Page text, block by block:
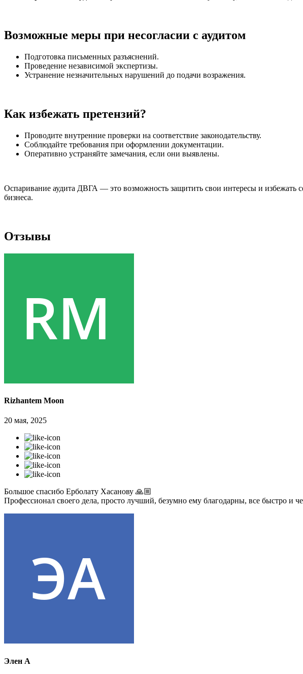
Возможные меры при несогласии с аудитом
Подготовка письменных разъяснений.
Проведение независимой экспертизы.
Устранение незначительных нарушений до подачи возражения.
Как избежать претензий?
Проводите внутренние проверки на соответствие законодательству.
Соблюдайте требования при оформлении документации.
Оперативно устраняйте замечания, если они выявлены.
Оспаривание аудита ДВГА — это возможность защитить свои интересы и избежать
бизнеса.
Отзывы
Rizhantem Moon
20 мая, 2025
Большое спасибо Ерболату Хасанову 🙏🏼
Профессионал своего дела, просто лучший, безумно ему благодарны, все быстро
Элен А